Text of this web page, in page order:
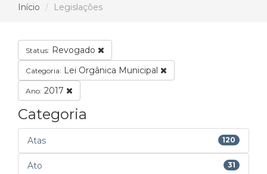
Início Legislações
Status: Revogado
Categoria: Lei Orgânica Municipal
Ano: 2017
Categoria
Atas 120
Ato 31